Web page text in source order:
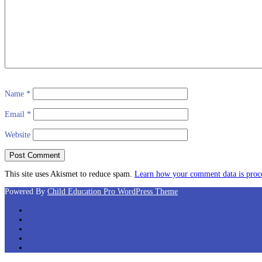
Name *
Email *
Website
This site uses Akismet to reduce spam. Learn how your comment data is
Powered By Child Education Pro WordPress Theme